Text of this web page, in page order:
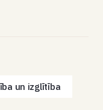
un izglītība